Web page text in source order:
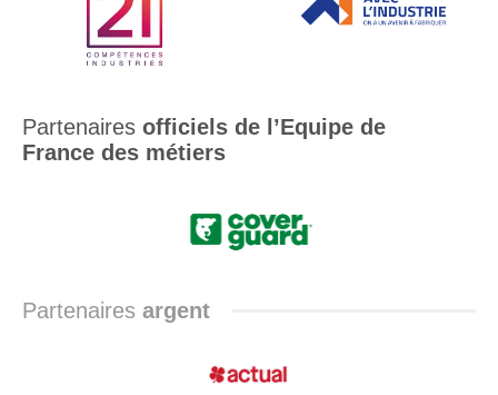
Partenaires officiels de l’Equipe de
France des métiers
Partenaires argent